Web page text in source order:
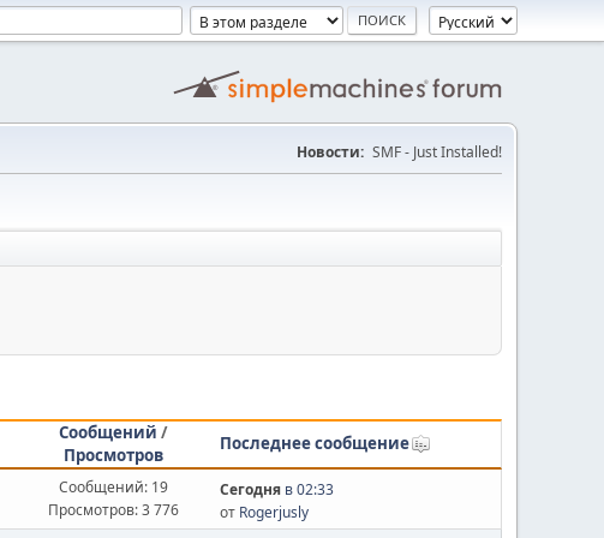
Новости: SMF - Just Installed!
Сообщений /
Просмотров
Последнее сообщение
Сообщений: 19
Просмотров: 3 776
Сегодняв 02:33
от Rogerjusly